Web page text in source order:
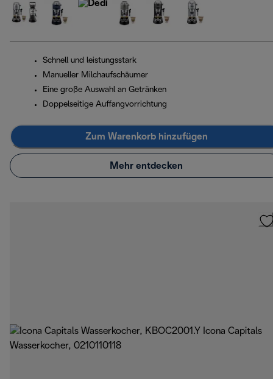
Schnell und leistungsstark
Manueller Milchaufschäumer
Eine große Auswahl an Getränken
Doppelseitige Auffangvorrichtung
Zum Warenkorb hinzufügen
Mehr entdecken